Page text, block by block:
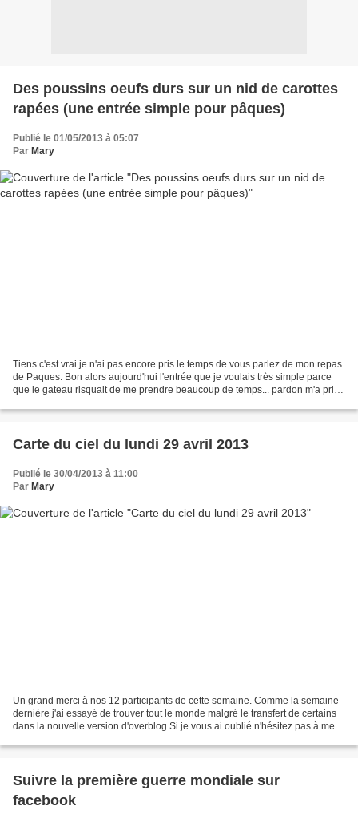
Des poussins oeufs durs sur un nid de carottes
rapées (une entrée simple pour pâques)
Publié le 01/05/2013 à 05:07
Par Mary
Tiens c'est vrai je n'ai pas encore pris le temps de vous parlez de mon repas
de Paques. Bon alors aujourd'hui l'entrée que je voulais très simple parce
que le gateau risquait de me prendre beaucoup de temps... pardon m'a pris
Carte du ciel du lundi 29 avril 2013
Publié le 30/04/2013 à 11:00
Par Mary
Un grand merci à nos 12 participants de cette semaine. Comme la semaine
dernière j'ai essayé de trouver tout le monde malgré le transfert de certains
dans la nouvelle version d'overblog.Si je vous ai oublié n'hésitez pas à me
Suivre la première guerre mondiale sur
facebook